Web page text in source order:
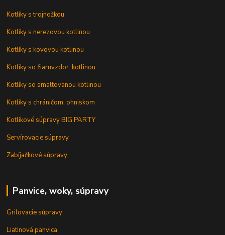
Kotlíky s trojnožkou
Kotlíky s nerezovou kotlinou
Kotlíky s kovovou kotlinou
Kotlíky so žiaruvzdor. kotlinou
Kotlíky so smaltovanou kotlinou
Kotlíky s chráničom, ohniskom
Kotlíkové súpravy BIG PARTY
Servírovacie súpravy
Zabíjačkové súpravy
Panvice, woky, súpravy
Grilovacie súpravy
Liatinová panvica